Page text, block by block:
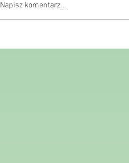
Napisz komentarz...